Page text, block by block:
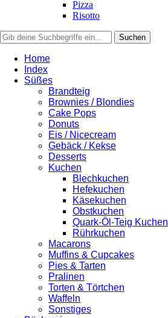
Pizza
Risotto
Home
Index
Süßes
Brandteig
Brownies / Blondies
Cake Pops
Donuts
Eis / Nicecream
Gebäck / Kekse
Desserts
Kuchen
Blechkuchen
Hefekuchen
Käsekuchen
Obstkuchen
Quark-Öl-Teig Kuchen
Rührkuchen
Macarons
Muffins & Cupcakes
Pies & Tarten
Pralinen
Torten & Törtchen
Waffeln
Sonstiges